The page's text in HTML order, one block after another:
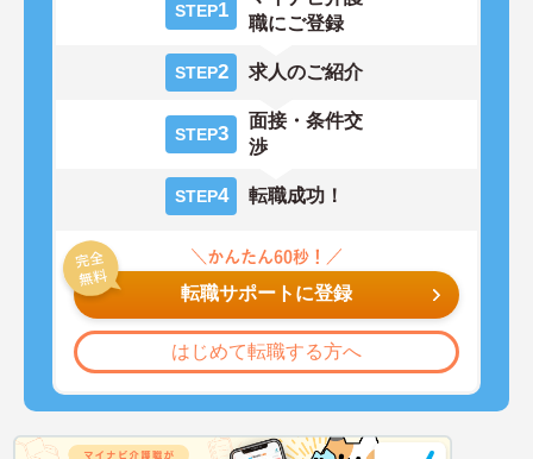
STEP1
職にご登録
STEP2 求人のご紹介
STEP3
面接・条件交
渉
STEP4 転職成功！
転職サポートに登録
はじめて転職する方へ